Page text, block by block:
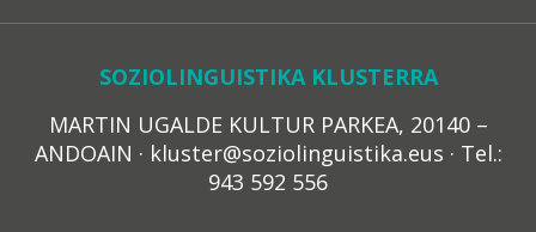
SOZIOLINGUISTIKA KLUSTERRA
MARTIN UGALDE KULTUR PARKEA, 20140 –
ANDOAIN · kluster@soziolinguistika.eus · Tel.:
943 592 556